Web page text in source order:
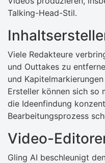
Talking-Head-Stil.
Viele Redakteure
und Outtakes zu
und
Ersteller können sich so
die Ideenfindung
Bearbeitungsprozess
Video-
Gling AI beschleunigt